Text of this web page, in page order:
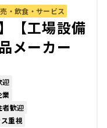
・飲食・サービス
【工場設備
メーカー
迎
業
者歓迎
重視